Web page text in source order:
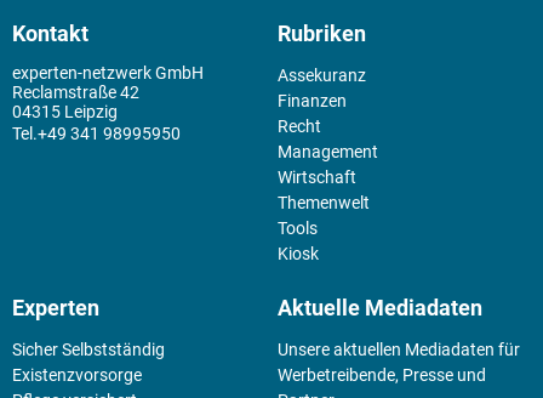
Kontakt
experten-netzwerk GmbH
Reclamstraße 42
04315 Leipzig
+49 341 98995950
Rubriken
Assekuranz
Finanzen
Recht
Management
Wirtschaft
Themenwelt
Tools
Kiosk
Experten
Sicher Selbstständig
Existenz­vorsorge
Aktuelle Mediadaten
Unsere aktuellen Mediadaten für
Werbetreibende, Presse und